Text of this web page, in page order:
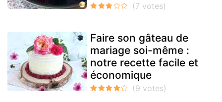
Faire son gâteau de
mariage soi-même :
notre recette facile et
économique